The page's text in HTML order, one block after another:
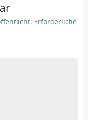
Erforderliche